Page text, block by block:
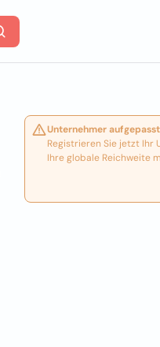
Unternehmer
Registrieren Sie jetzt Ihr
Ihre globale Reichweite